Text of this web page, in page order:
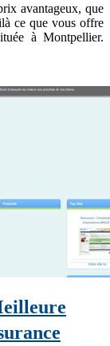
avantageux, que
ce que vous offre
à Montpellier.